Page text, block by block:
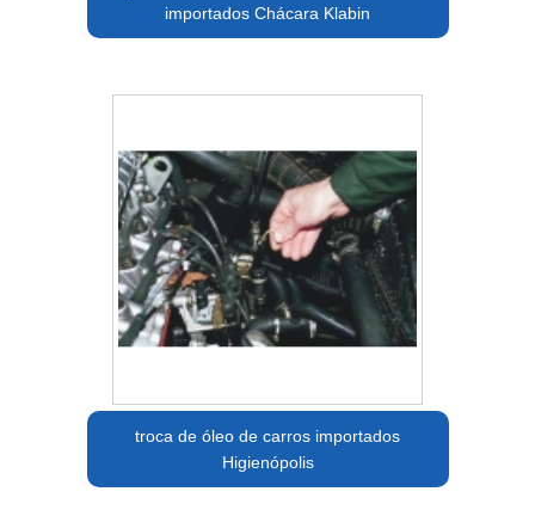
importados Chácara Klabin
troca de óleo de carros importados
Higienópolis